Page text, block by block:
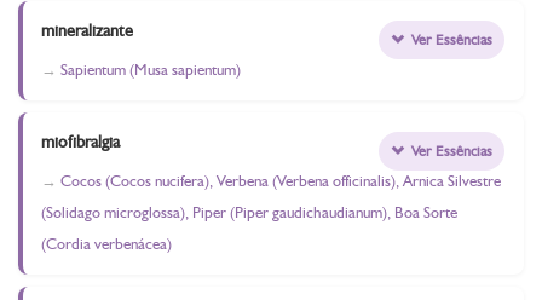
mineralizante
Sapientum (Musa sapientum)
Ver Essências
miofibralgia
Cocos (Cocos nucifera), Verbena (Verbena officinalis), Arnica Silvestre
(Solidago microglossa), Piper (Piper gaudichaudianum), Boa Sorte
(Cordia verbenácea)
Ver Essências